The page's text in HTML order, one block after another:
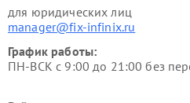
для юридических лиц
manager@fix-infinix.ru
График работы:
ПН-ВСК с 9:00 до 21:00 без